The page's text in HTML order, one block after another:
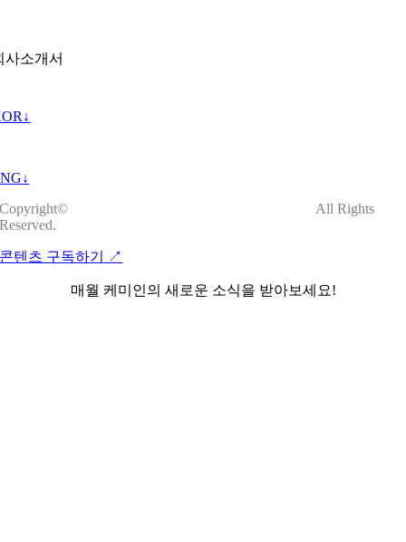
사소개서
↓
↓
Copyright©
All Rights
Reserved.
콘텐츠 구독하기 ↗︎
매월 케미인의 새로운 소식을 받아보세요!